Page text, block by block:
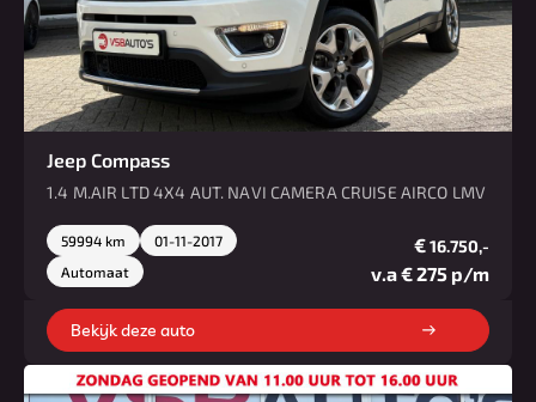
Jeep Compass
1.4 M.AIR LTD 4X4 AUT. NAVI CAMERA CRUISE AIRCO LMV
59994 km
01-11-2017
Automaat
€16.750,-
v.a € 275 p/m
Bekijk deze auto